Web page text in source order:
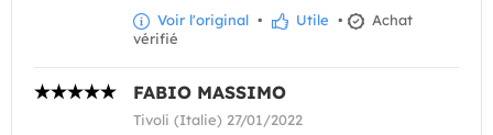
Voir l'original • Utile •
Achat
vérifié
FABIO MASSIMO
Tivoli (Italie) 27/01/2022